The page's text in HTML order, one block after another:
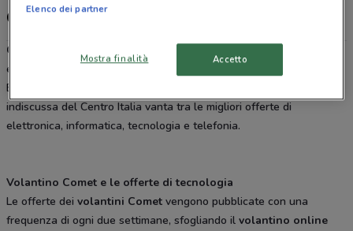
Catalogo Comet
Comet
elettrodomestici, elettronica e tecnologia informatica. É presente in
Emilia-Romagna, Lombardia, Marche, Toscana e Veneto. Leader
indiscussa del Centro Italia vanta tra le migliori offerte di
elettronica, informatica, tecnologia e telefonia.
Volantino Comet e le offerte di tecnologia
Le offerte dei volantini Comet vengono pubblicate con una
frequenza di ogni due settimane, sfogliando il volantino online
Elenco dei partner
Mostra finalità Accetto